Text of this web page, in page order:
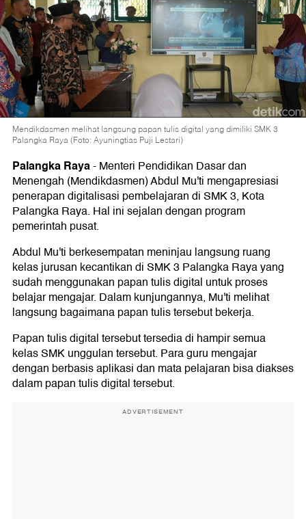
Mendikdasmen melihat langsung papan tulis digital yang dimiliki SMK 3
Palangka Raya (Foto: Ayuningtias Puji Lestari)
Palangka Raya-Menteri Pendidikan Dasar dan
Menengah (Mendikdasmen) Abdul Mu'ti mengapresiasi
penerapan digitalisasi pembelajaran di SMK 3, Kota
Palangka Raya. Hal ini sejalan dengan program
pemerintah pusat.
Abdul Mu'ti berkesempatan meninjau langsung ruang
kelas jurusan kecantikan di SMK 3 Palangka Raya yang
sudah menggunakan papan tulis digital untuk proses
belajar mengajar. Dalam kunjungannya, Mu'ti melihat
langsung bagaimana papan tulis tersebut bekerja.
Papan tulis digital tersebut tersedia di hampir semua
kelas SMK unggulan tersebut. Para guru mengajar
dengan berbasis aplikasi dan mata pelajaran bisa diakses
dalam papan tulis digital tersebut.
ADVERTISEMENT